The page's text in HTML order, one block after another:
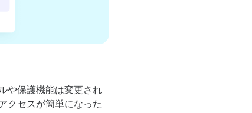
や保護機能は変更され
クセスが簡単になった